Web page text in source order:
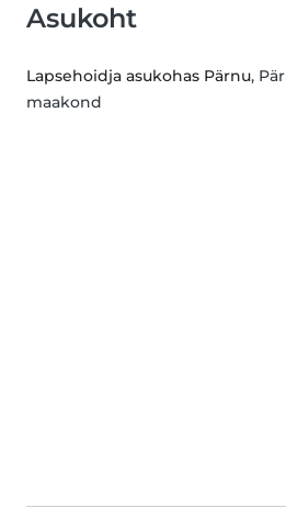
Asukoht
Lapsehoidja asukohas Pärnu,
maakond